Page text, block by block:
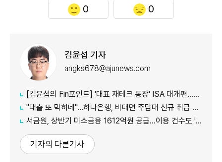
0 0
김윤섭 기자
angks678@ajunews.com
[김윤섭의 Fin포인트] '대표 재테크 통장' ISA 대개편…나에게 맞는 전략은?
"대출 또 막히네"…하나은행, 비대면 주담대 신규 취급 중단
서금원, 상반기 미소금융 1612억원 공급…이용 건수도 '역대 최대'
기자의 다른기사